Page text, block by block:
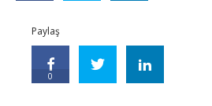
Paylaş
0